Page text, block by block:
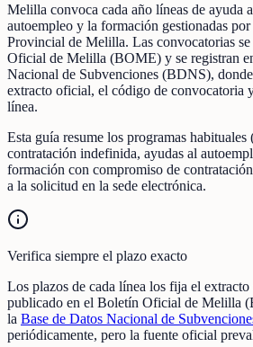
Melilla convoca cada año líneas de ayuda
autoempleo y la formación gestionadas
Provincial de Melilla. Las convocatorias
Oficial de Melilla (BOME) y se registran
Nacional de Subvenciones (BDNS),
extracto oficial, el código de convocatoria
línea.
Esta guía resume los programas habituales
contratación indefinida, ayudas al
formación con compromiso de
a la solicitud en la sede electrónica.
Verifica siempre el plazo exacto
Los plazos de cada línea los fija el
publicado en el Boletín Oficial de Melilla
la Base de Datos Nacional de
periódicamente, pero la fuente oficial